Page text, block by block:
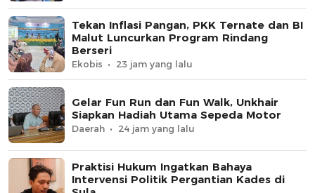
Tekan Inflasi Pangan, PKK Ternate dan BI
Malut Luncurkan Program Rindang
Berseri
Ekobis 23 jam yang lalu
Gelar Fun Run dan Fun Walk, Unkhair
Siapkan Hadiah Utama Sepeda Motor
Daerah 24 jam yang lalu
Praktisi Hukum Ingatkan Bahaya
Intervensi Politik Pergantian Kades di